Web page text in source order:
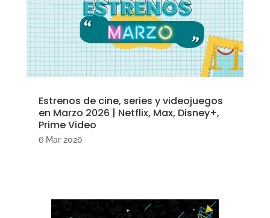
Estrenos de cine, series y videojuegos
en Marzo 2026 | Netflix, Max, Disney+,
Prime Video
6 Mar 2026